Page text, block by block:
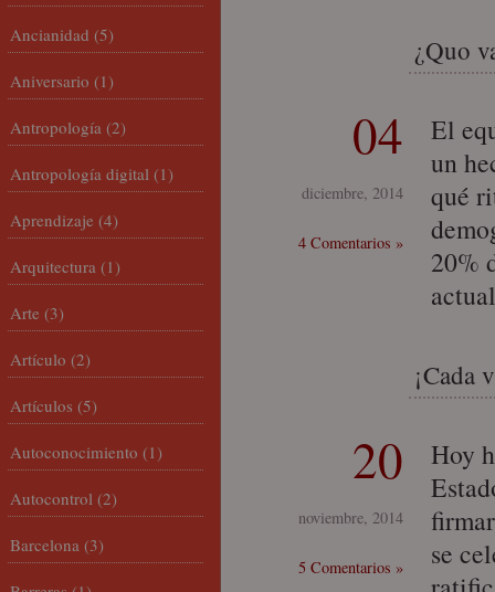
¿Quo
04
diciembre, 2014
4 Comentarios »
El
un
qué
20%
¡Cada
20
noviembre, 2014
5 Comentarios »
Hoy
se
Ancianidad (5)
Aniversario (1)
Antropología (2)
Antropología digital (1)
Aprendizaje (4)
Arquitectura (1)
Arte (3)
Artículo (2)
Artículos (5)
Autoconocimiento (1)
Autocontrol (2)
Barcelona (3)